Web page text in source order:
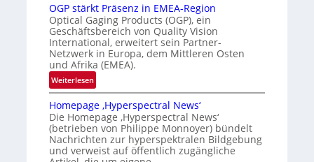
n
g
e
K
o
n
o
l
l
e
o
n
a
V
i
s
i
o
n
N
l
a
n
d
o
e
t
e
i
l
i
OGP stärkt Präsenz in EMEA-Region
Optical Gaging Products (OGP), ein
Geschäftsbereich von Quality Vision
International, erweitert sein Partner-
Netzwerk in Europa, dem Mittleren Osten
und Afrika (EMEA).
Weiterlesen:
O
G
P
s
t
ä
Homepage ‚Hyperspectral News‘
Die Homepage ‚Hyperspectral News‘
(betrieben von Philippe Monnoyer) bündelt
Nachrichten zur hyperspektralen Bildgebung
und verweist auf öffentlich zugängliche